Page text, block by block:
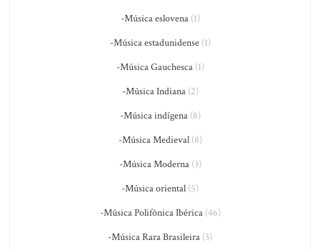
-Música eslovena(1)
-Música estadunidense(1)
-Música Gauchesca(1)
-Música Indiana(2)
-Música indígena(8)
-Música Medieval(8)
-Música Moderna(3)
-Música oriental (5)
-Música Polifônica Ibérica(46)
-Música Rara Brasileira (3)